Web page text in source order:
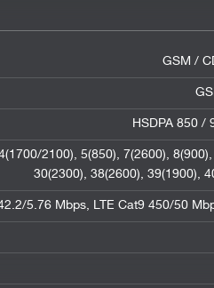
GSM /
HSDPA 850 /
2100), 5(850), 7(2600),
30(2300), 38(2600), 39(1900),
5.76 Mbps, LTE Cat9 450/50